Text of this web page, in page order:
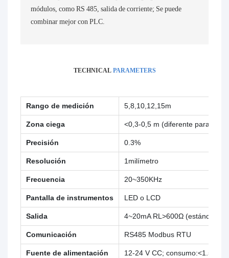
módulos, como RS 485, salida de corriente; Se puede
combinar mejor con PLC.
TECHNICAL PARAMETERS
Rango de medición 5,8,10,12,15m
Zona ciega <0,3-0,5 m (diferente para el
Precisión 0.3%
Resolución 1milímetro
Frecuencia 20~350KHz
Pantalla de instrumentos LED o LCD
Salida 4~20mA RL>600Ω (estándar),
Comunicación RS485 Modbus RTU
Fuente de alimentación 12-24 V CC; consumo:<1.5W